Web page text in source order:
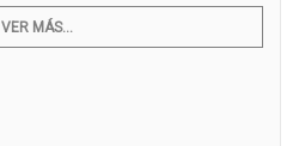
VER MÁS...